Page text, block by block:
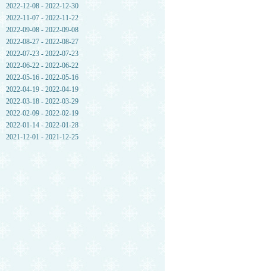
2022-12-08 - 2022-12-30
2022-11-07 - 2022-11-22
2022-09-08 - 2022-09-08
2022-08-27 - 2022-08-27
2022-07-23 - 2022-07-23
2022-06-22 - 2022-06-22
2022-05-16 - 2022-05-16
2022-04-19 - 2022-04-19
2022-03-18 - 2022-03-29
2022-02-09 - 2022-02-19
2022-01-14 - 2022-01-28
2021-12-01 - 2021-12-25